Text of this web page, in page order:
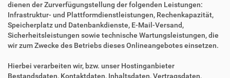
dienen der Zurverfügungstellung der folgenden Leistungen:
Infrastruktur- und Plattformdienstleistungen, Rechenkapazität,
Speicherplatz und Datenbankdienste, E-Mail-Versand,
Sicherheitsleistungen sowie technische Wartungsleistungen, die
wir zum Zwecke des Betriebs dieses Onlineangebotes einsetzen.
Hierbei verarbeiten wir, bzw. unser Hostinganbieter
Bestandsdaten, Kontaktdaten, Inhaltsdaten, Vertragsdaten,